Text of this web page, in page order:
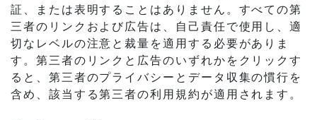
証、または表明することはありません。すべての第
三者のリンクおよび広告は、自己責任で使用し、適
切なレベルの注意と裁量を適用する必要がありま
す。第三者のリンクと広告のいずれかをクリックす
ると、第三者のプライバシーとデータ収集の慣行を
含め、該当する第三者の利用規約が適用されます。